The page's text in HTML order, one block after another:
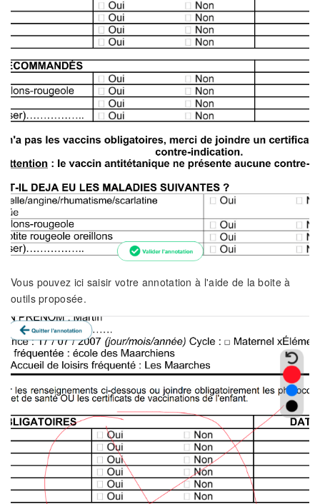
Vous pouvez ici saisir votre annotation à l'aide de la boite à
outils proposée.